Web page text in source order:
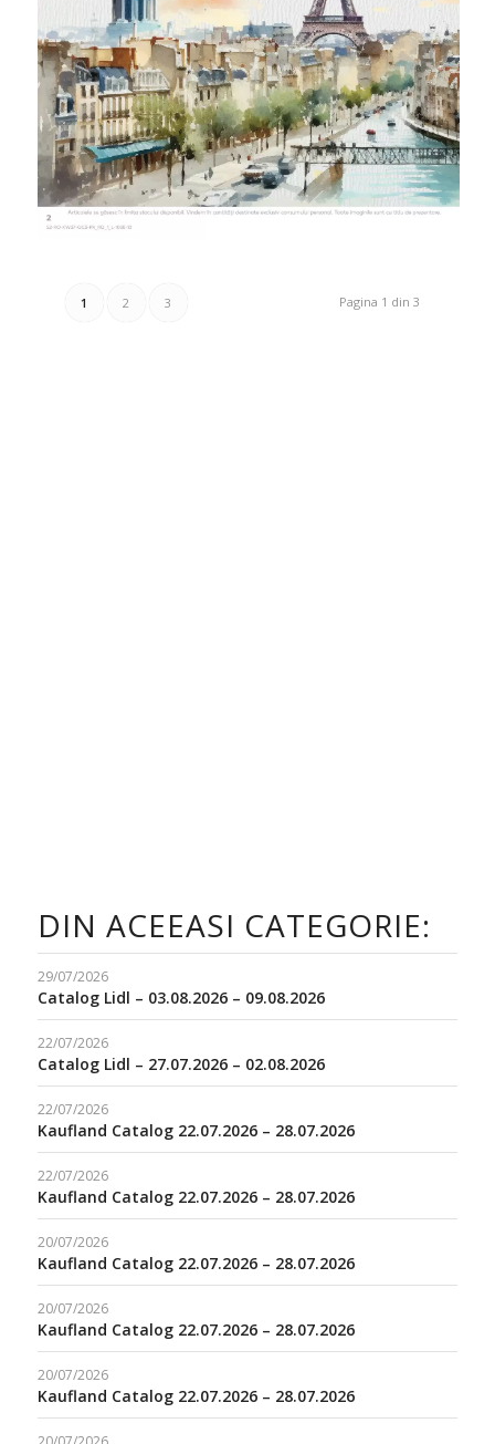
Pagina 1 din 3
1 2 3
DIN ACEEASI CATEGORIE:
29/07/2026
Catalog Lidl – 03.08.2026 – 09.08.2026
22/07/2026
Catalog Lidl – 27.07.2026 – 02.08.2026
22/07/2026
Kaufland Catalog 22.07.2026 – 28.07.2026
22/07/2026
Kaufland Catalog 22.07.2026 – 28.07.2026
20/07/2026
Kaufland Catalog 22.07.2026 – 28.07.2026
20/07/2026
Kaufland Catalog 22.07.2026 – 28.07.2026
20/07/2026
Kaufland Catalog 22.07.2026 – 28.07.2026